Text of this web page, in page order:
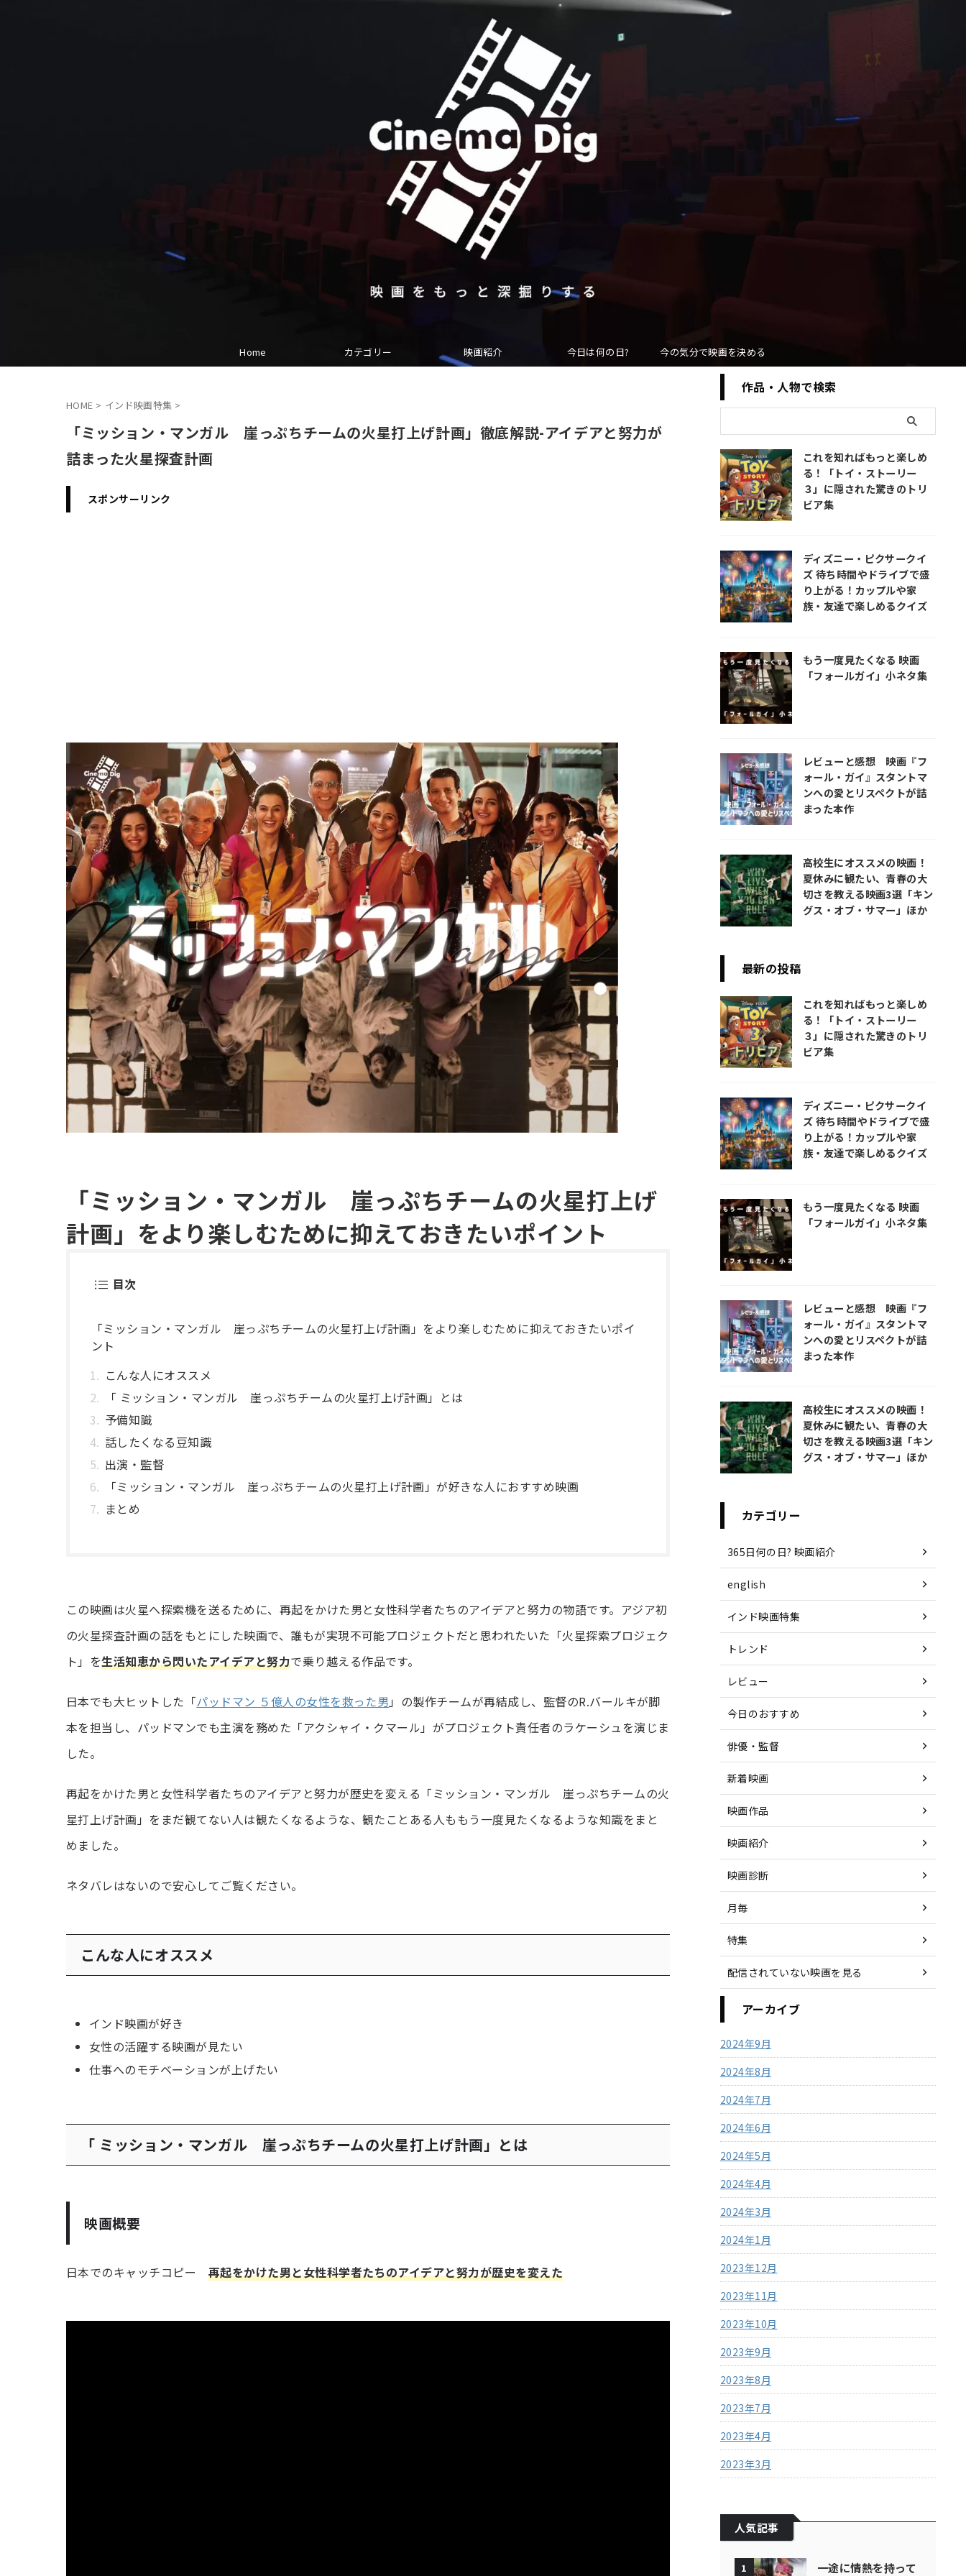
Home カテゴリー 映画紹介 今日は何の日? 今の気分で映画を決める
HOME > インド映画特集 >
「ミッション・マンガル 崖っぷちチームの火星打上げ計画」徹底解説-アイデアと努力が
詰まった火星探査計画
スポンサーリンク
「ミッション・マンガル 崖っぷちチームの火星打上げ
計画」をより楽しむために抑えておきたいポイント
目次
「ミッション・マンガル 崖っぷちチームの火星打上げ計画」をより楽しむために抑えておきたいポイ
ント
こんな人にオススメ
「 ミッション・マンガル 崖っぷちチームの火星打上げ計画」とは
予備知識
話したくなる豆知識
出演・監督
「ミッション・マンガル 崖っぷちチームの火星打上げ計画」が好きな人におすすめ映画
まとめ
この映画は火星へ探索機を送るために、再起をかけた男と女性科学者たちのアイデアと努力の物語です。アジア初
の火星探査計画の話をもとにした映画で、誰もが実現不可能プロジェクトだと思われたいた「火星探索プロジェク
ト」を生活知恵から閃いたアイデアと努力で乗り越える作品です。
日本でも大ヒットした「パッドマン ５億人の女性を救った男 」の製作チームが再結成し、監督のR.バールキが脚
本を担当し、パッドマンでも主演を務めた「アクシャイ・クマール」がプロジェクト責任者のラケーシュを演じま
した。
再起をかけた男と女性科学者たちのアイデアと努力が歴史を変える「ミッション・マンガル 崖っぷちチームの火
星打上げ計画」をまだ観てない人は観たくなるような、観たことある人ももう一度見たくなるような知識をまと
めました。
ネタバレはないので安心してご覧ください。
こんな人にオススメ
インド映画が好き
女性の活躍する映画が見たい
仕事へのモチベーションが上げたい
「 ミッション・マンガル 崖っぷちチームの火星打上げ計画」とは
映画概要
日本でのキャッチコピー 再起をかけた男と女性科学者たちのアイデアと努力が歴史を変えた
作品・人物で検索
これを知ればもっと楽しめ
る！「トイ・ストーリー
３」に隠された驚きのトリ
ビア集
ディズニー・ピクサークイ
ズ 待ち時間やドライブで盛
り上がる！カップルや家
族・友達で楽しめるクイズ
もう一度見たくなる 映画
「フォールガイ」小ネタ集
レビューと感想 映画『フ
ォール・ガイ』スタントマ
ンへの愛とリスペクトが詰
まった本作
高校生にオススメの映画！
夏休みに観たい、青春の大
切さを教える映画3選「キン
グス・オブ・サマー」ほか
最新の投稿
これを知ればもっと楽しめ
る！「トイ・ストーリー
３」に隠された驚きのトリ
ビア集
ディズニー・ピクサークイ
ズ 待ち時間やドライブで盛
り上がる！カップルや家
族・友達で楽しめるクイズ
もう一度見たくなる 映画
「フォールガイ」小ネタ集
レビューと感想 映画『フ
ォール・ガイ』スタントマ
ンへの愛とリスペクトが詰
まった本作
高校生にオススメの映画！
夏休みに観たい、青春の大
切さを教える映画3選「キン
グス・オブ・サマー」ほか
カテゴリー
365日何の日? 映画紹介
english
インド映画特集
トレンド
レビュー
今日のおすすめ
俳優・監督
新着映画
映画作品
映画紹介
映画診断
月毎
特集
配信されていない映画を見る
アーカイブ
2024年9月
2024年8月
2024年7月
2024年6月
2024年5月
2024年4月
2024年3月
2024年1月
2023年12月
2023年11月
2023年10月
2023年9月
2023年8月
2023年7月
2023年4月
2023年3月
人気記事
1 一途に情熱を持って